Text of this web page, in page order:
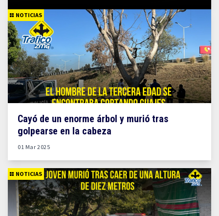
NOTICIAS
Cayó de un enorme árbol y murió tras
golpearse en la cabeza
01 Mar 2025
NOTICIAS